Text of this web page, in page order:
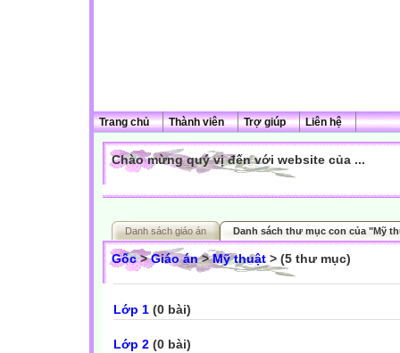
Trang chủ Thành viên Trợ giúp Liên hệ
Chào mừng quý vị đến với website của ...
Danh sách giáo án Danh sách thư mục con của "Mỹ
Gốc>Giáo án>Mỹ thuật> (5 thư mục)
Lớp 1 (0 bài)
Lớp 2 (0 bài)